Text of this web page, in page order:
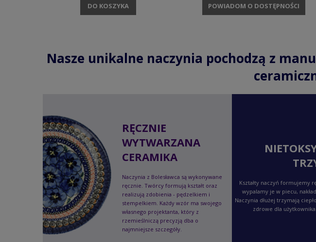
DO KOSZYKA POWIADOM O DOSTĘPNOŚCI
Nasze unikalne naczynia pochodzą z
RĘCZNIE
WYTWARZANA
CERAMIKA
Naczynia z Bolesławca są wykonywane
ręcznie. Twórcy formują kształt oraz
realizują zdobienia - pędzelkiem i
stempelkiem. Każdy wzór ma swojego
własnego projektanta, który z
rzemieślniczą precyzją dba o
najmniejsze szczegóły.
Kształty naczyń formujemy
wypalamy je w piecu,
Naczynia dłużej trzymają
zdrowe dla